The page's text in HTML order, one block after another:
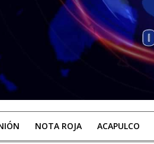
NOTA ROJA ACAPULCO